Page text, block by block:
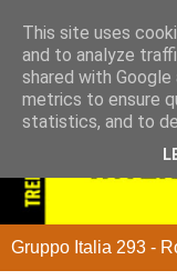
Gruppo Italia 293 -
This site uses
and to analyze
shared with
metrics to ensure
statistics, and to